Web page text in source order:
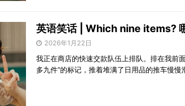
英语笑话 | Which nine items?
2026年1月22日
我正在商店的快速交款队伍上排队。排在我前
多九件”的标记，推着堆满了日用品的推车慢慢